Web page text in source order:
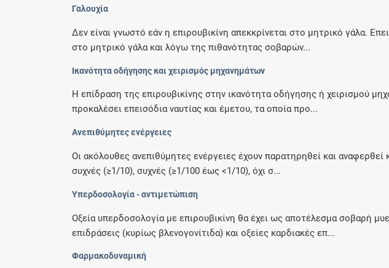
Γαλουχία
Δεν είναι γνωστό εάν η επιρουβικίνη απεκκρίνεται στο μητρικό γάλα.
στο μητρικό γάλα και λόγω της πιθανότητας σοβαρών...
Ικανότητα οδήγησης και χειρισμός μηχανημάτων
Η επίδραση της επιρουβικίνης στην ικανότητα οδήγησης ή χειρισμού
προκαλέσει επεισόδια ναυτίας και έμετου, τα οποία προ...
Ανεπιθύμητες ενέργειες
Οι ακόλουθες ανεπιθύμητες ενέργειες έχουν παρατηρηθεί και
συχνές (≥1/10), συχνές (≥1/100 έως <1/10), όχι σ...
Υπερδοσολογία - αντιμετώπιση
Οξεία υπερδοσολογία με επιρουβικίνη θα έχει ως αποτέλεσμα σοβαρή
επιδράσεις (κυρίως βλενογονίτιδα) και οξείες καρδιακές επ...
Φαρμακοδυναμική